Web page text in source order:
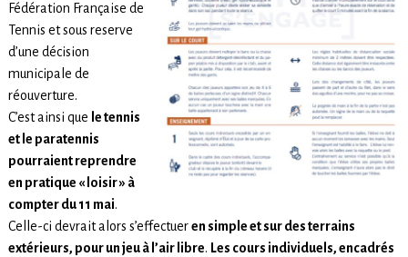
Fédération Française de
Tennis et sous reserve
d’une décision
municipale de
réouverture.
C’est ainsi que le tennis
et le paratennis
pourraient reprendre
en pratique « loisir » à
compter du 11 mai.
Celle-ci devrait alors s’effectueren simple et sur des terrains
extérieurs, pour un jeu à l’air libre. Les cours individuels, encadrés